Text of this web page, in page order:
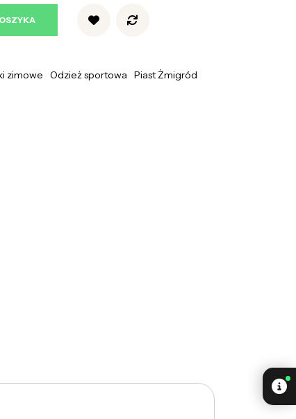
zimowe Odzież sportowa Piast Żmigród